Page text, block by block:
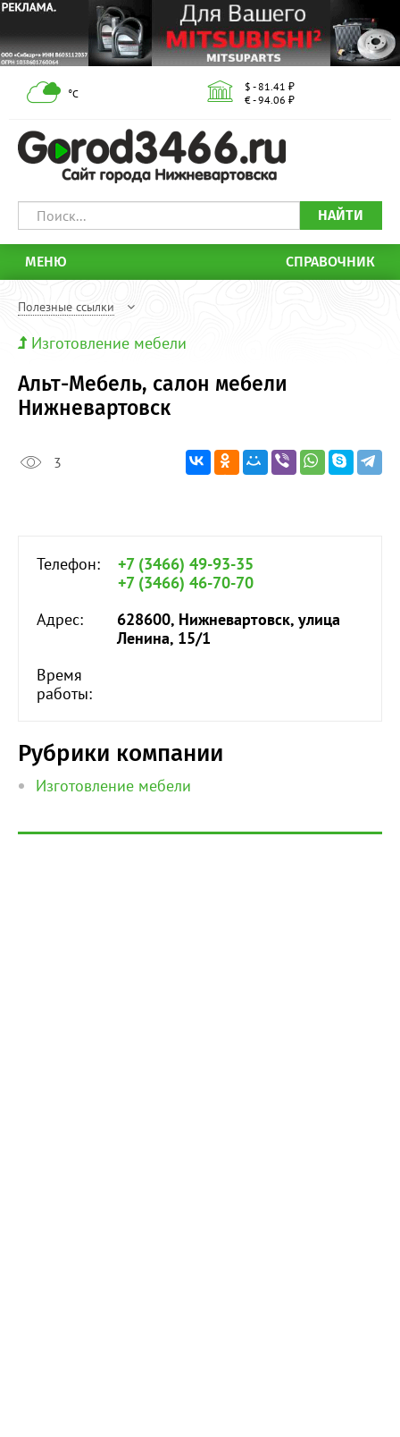
°С
$ - 81.41 ₽
€ - 94.06 ₽
НАЙТИ
МЕНЮ СПРАВОЧНИК
Полезные ссылки
Изготовление мебели
Альт-Мебель, салон мебели
Нижневартовск
3
Телефон:
+7 (3466) 49-93-35
+7 (3466) 46-70-70
Адрес:
628600, Нижневартовск, улица
Ленина, 15/1
Время
работы:
Рубрики компании
Изготовление мебели